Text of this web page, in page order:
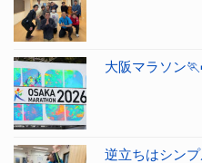
大阪マラソン
逆立ちはシン